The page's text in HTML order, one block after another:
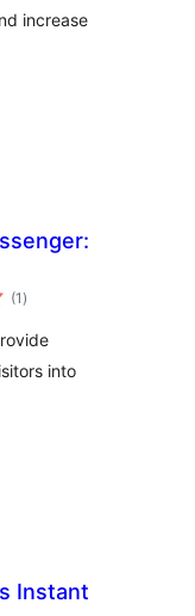
increase
(1 celkové
hodnotenie
)
into
Instant